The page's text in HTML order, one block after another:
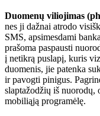
Duomenų viliojimas
nes ji dažnai atrodo
SMS, apsimesdami
prašoma paspausti
į netikrą puslapį, kuris
duomenis, jie patenka
ir pavogti pinigus.
slaptažodžių iš nuorodų,
mobiliąją programėlę.